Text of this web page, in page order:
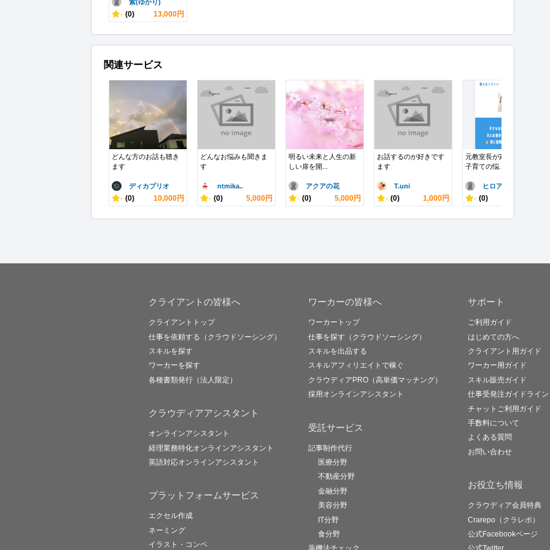
紫(ゆかり)
- (0) 13,000円
関連サービス
どんな方のお話も聴き
ます
ディカプリオ
- (0) 10,000円
どんなお悩みも聞きま
す
ntmika..
- (0) 5,000円
明るい未来と人生の新
しい扉を開...
アクアの花
- (0) 5,000円
お話するのが好きです
ます
T.uni
- (0) 1,000円
元教室長が家庭学習・
子育ての悩...
ヒロアカ好き
- (0)
クライアントの皆様へ
クライアントトップ
仕事を依頼する（クラウドソーシング）
スキルを探す
ワーカーを探す
各種書類発行（法人限定）
クラウディアアシスタント
オンラインアシスタント
経理業務特化オンラインアシスタント
英語対応オンラインアシスタント
プラットフォームサービス
エクセル作成
ネーミング
イラスト・コンペ
ワーカーの皆様へ
ワーカートップ
仕事を探す（クラウドソーシング）
スキルを出品する
スキルアフィリエイトで稼ぐ
クラウディアPRO（高単価マッチング）
採用オンラインアシスタント
受託サービス
記事制作代行
医療分野
不動産分野
金融分野
美容分野
IT分野
食分野
サポート
ご利用ガイド
はじめての方へ
クライアント用ガイド
ワーカー用ガイド
スキル販売ガイド
仕事受発注ガイドライン
チャットご利用ガイド
手数料について
よくある質問
お問い合わせ
お役立ち情報
クラウディア会員特典
Crarepo（クラレポ）
公式Facebookページ